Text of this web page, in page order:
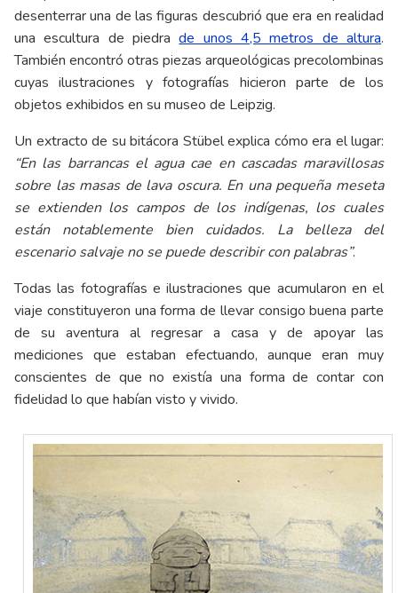
desenterrar una de las figuras descubrió que era en realidad
una escultura de piedrade unos 4,5 metros de altura.
También encontró otras piezas arqueológicas precolombinas
cuyas ilustraciones y fotografías hicieron parte de los
objetos exhibidos en su museo de Leipzig.
Un extracto de su bitácora Stübel explica cómo era el lugar:
“En las barrancas el agua cae en cascadas maravillosas
sobre las masas de lava oscura. En una pequeña meseta
se extienden los campos de los indígenas, los cuales
están notablemente bien cuidados. La belleza del
escenario salvaje no se puede describir con palabras”.
Todas las fotografías e ilustraciones que acumularon en el
viaje constituyeron una forma de llevar consigo buena parte
de su aventura al regresar a casa y de apoyar las
mediciones que estaban efectuando, aunque eran muy
conscientes de que no existía una forma de contar con
fidelidad lo que habían visto y vivido.